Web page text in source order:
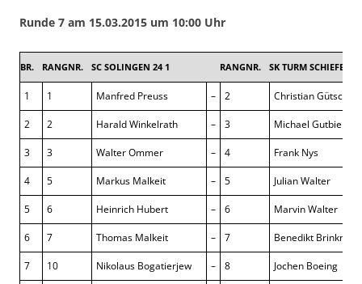
Runde 7 am 15.03.2015 um 10:00 Uhr
BR. RANGNR. SC SOLINGEN 24 1 RANGNR. SK TURM
1 1 Manfred Preuss – 2 Christian Gütschow
2 2 Harald Winkelrath – 3 Michael Gutbier
3 3 Walter Ommer – 4 Frank Nys
4 5 Markus Malkeit – 5 Julian Walter
5 6 Heinrich Hubert – 6 Marvin Walter
6 7 Thomas Malkeit – 7 Benedikt
7 10 Nikolaus Bogatierjew – 8 Jochen Boeing